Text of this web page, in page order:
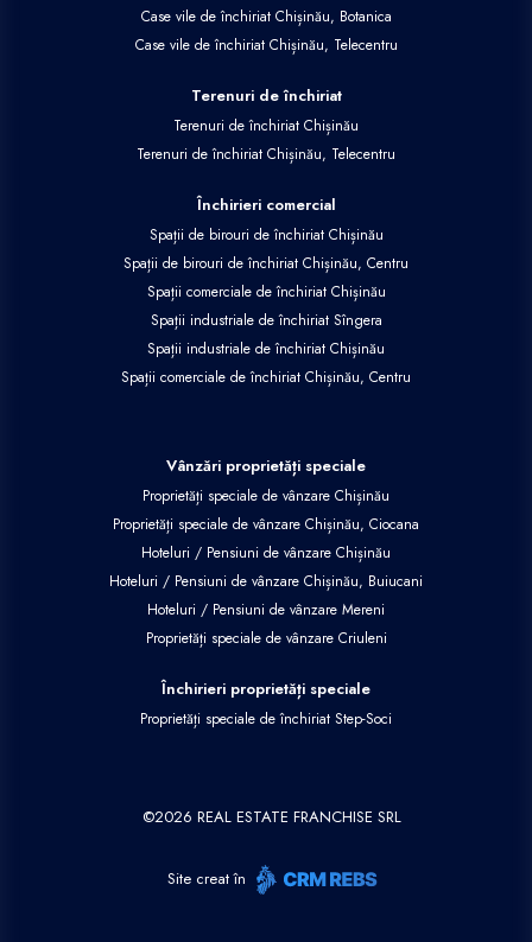
Case vile de închiriat Chișinău, Botanica
Case vile de închiriat Chișinău, Telecentru
Terenuri de închiriat
Terenuri de închiriat Chișinău
Terenuri de închiriat Chișinău, Telecentru
Închirieri comercial
Spații de birouri de închiriat Chișinău
Spații de birouri de închiriat Chișinău, Centru
Spații comerciale de închiriat Chișinău
Spații industriale de închiriat Sîngera
Spații industriale de închiriat Chișinău
Spații comerciale de închiriat Chișinău, Centru
Vânzări proprietăți speciale
Proprietăți speciale de vânzare Chișinău
Proprietăți speciale de vânzare Chișinău, Ciocana
Hoteluri / Pensiuni de vânzare Chișinău
Hoteluri / Pensiuni de vânzare Chișinău, Buiucani
Hoteluri / Pensiuni de vânzare Mereni
Proprietăți speciale de vânzare Criuleni
Închirieri proprietăți speciale
Proprietăți speciale de închiriat Step-Soci
©2026 REAL ESTATE FRANCHISE SRL
Site creat în